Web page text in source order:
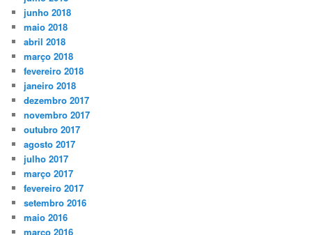
junho 2018
maio 2018
abril 2018
março 2018
fevereiro 2018
janeiro 2018
dezembro 2017
novembro 2017
outubro 2017
agosto 2017
julho 2017
março 2017
fevereiro 2017
setembro 2016
maio 2016
março 2016